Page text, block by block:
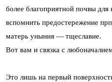
более благоприятной почвы
вспомнить предостережение
матерь уныния — тщеславие.
Вот вам и связка с
Это лишь на первый